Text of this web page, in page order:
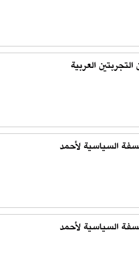
العربية
السياسية لأحمد
السياسية لأحمد